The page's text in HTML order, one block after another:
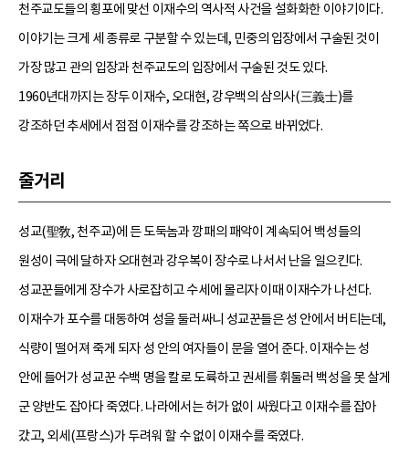
천주교도들의 횡포에 맞선 이재수의 역사적 사건을 설화화한 이야기이다.
이야기는 크게 세 종류로 구분할 수 있는데, 민중의 입장에서 구술된 것이
가장 많고 관의 입장과 천주교도의 입장에서 구술된 것도 있다.
1960년대까지는 장두 이재수, 오대현, 강우백의 삼의사(三義士)를
강조하던 추세에서 점점 이재수를 강조하는 쪽으로 바뀌었다.
줄거리
성교(聖敎, 천주교)에 든 도둑놈과 깡패의 패악이 계속되어 백성들의
원성이 극에 달하자 오대현과 강우복이 장수로 나서서 난을 일으킨다.
성교꾼들에게 장수가 사로잡히고 수세에 몰리자 이때 이재수가 나선다.
이재수가 포수를 대동하여 성을 둘러싸니 성교꾼들은 성 안에서 버티는데,
식량이 떨어져 죽게 되자 성 안의 여자들이 문을 열어 준다. 이재수는 성
안에 들어가 성교꾼 수백 명을 칼로 도륙하고 권세를 휘둘러 백성을 못 살게
군 양반도 잡아다 죽였다. 나라에서는 허가 없이 싸웠다고 이재수를 잡아
갔고, 외세(프랑스)가 두려워 할 수 없이 이재수를 죽였다.